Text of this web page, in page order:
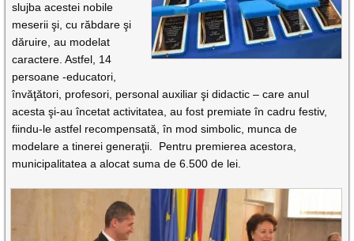
slujba acestei nobile
meserii şi, cu răbdare şi
dăruire, au modelat
caractere. Astfel, 14
persoane -educatori,
învăţători, profesori, personal auxiliar şi didactic – care anul
acesta şi-au încetat activitatea, au fost premiate în cadru festiv,
fiindu-le astfel recompensată, în mod simbolic, munca de
modelare a tinerei generaţii. Pentru premierea acestora,
municipalitatea a alocat suma de 6.500 de lei.